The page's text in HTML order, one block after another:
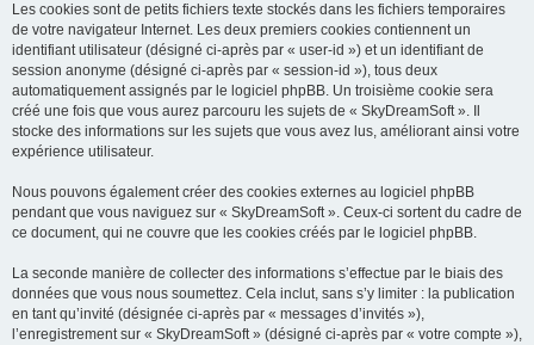
Les cookies sont de petits fichiers texte stockés dans les fichiers temporaires
de votre navigateur Internet. Les deux premiers cookies contiennent un
identifiant utilisateur (désigné ci-après par « user-id ») et un identifiant de
session anonyme (désigné ci-après par « session-id »), tous deux
automatiquement assignés par le logiciel phpBB. Un troisième cookie sera
créé une fois que vous aurez parcouru les sujets de « SkyDreamSoft ». Il
stocke des informations sur les sujets que vous avez lus, améliorant ainsi votre
expérience utilisateur.
Nous pouvons également créer des cookies externes au logiciel phpBB
pendant que vous naviguez sur « SkyDreamSoft ». Ceux-ci sortent du cadre de
ce document, qui ne couvre que les cookies créés par le logiciel phpBB.
La seconde manière de collecter des informations s’effectue par le biais des
données que vous nous soumettez. Cela inclut, sans s’y limiter : la publication
en tant qu’invité (désignée ci-après par « messages d’invités »),
l’enregistrement sur « SkyDreamSoft » (désigné ci-après par « votre compte »),